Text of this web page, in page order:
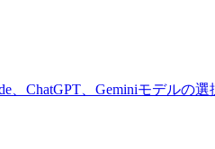
、ChatGPT、Geminiモデルの